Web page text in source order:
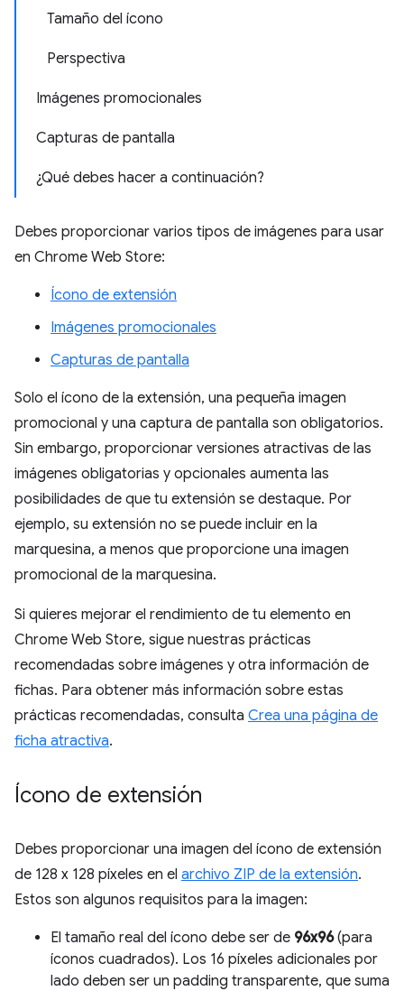
Tamaño del ícono
Perspectiva
Imágenes promocionales
Capturas de pantalla
¿Qué debes hacer a continuación?
Debes proporcionar varios tipos de imágenes para usar
en Chrome Web Store:
Ícono de extensión
Imágenes promocionales
Capturas de pantalla
Solo el ícono de la extensión, una pequeña imagen
promocional y una captura de pantalla son obligatorios.
Sin embargo, proporcionar versiones atractivas de las
imágenes obligatorias y opcionales aumenta las
posibilidades de que tu extensión se destaque. Por
ejemplo, su extensión no se puede incluir en la
marquesina, a menos que proporcione una imagen
promocional de la marquesina.
Si quieres mejorar el rendimiento de tu elemento en
Chrome Web Store, sigue nuestras prácticas
recomendadas sobre imágenes y otra información de
fichas. Para obtener más información sobre estas
prácticas recomendadas, consulta Crea una página de
ficha atractiva.
Ícono de extensión
Debes proporcionar una imagen del ícono de extensión
de 128 x 128 píxeles en el archivo ZIP de la extensión.
Estos son algunos requisitos para la imagen:
El tamaño real del ícono debe ser de 96x96(para
íconos cuadrados). Los 16 píxeles adicionales por
lado deben ser un padding transparente, que suma